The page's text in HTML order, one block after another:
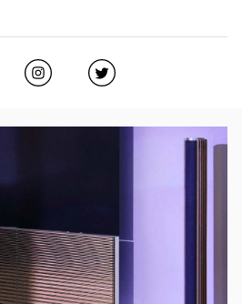
open Facebook
Opens in New Tab
Click to open Instagram
Link Opens in New Tab
Click to open Twitter
Link Opens in